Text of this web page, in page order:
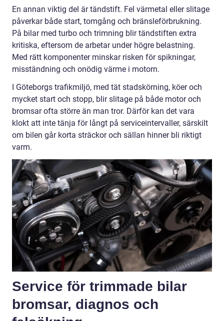
En annan viktig del är tändstift. Fel värmetal eller slitage
påverkar både start, tomgång och bränsleförbrukning.
På bilar med turbo och trimning blir tändstiften extra
kritiska, eftersom de arbetar under högre belastning.
Med rätt komponenter minskar risken för spikningar,
misständning och onödig värme i motorn.
I Göteborgs trafikmiljö, med tät stadskörning, köer och
mycket start och stopp, blir slitage på både motor och
bromsar ofta större än man tror. Därför kan det vara
klokt att inte tänja för långt på serviceintervaller, särskilt
om bilen går korta sträckor och sällan hinner bli riktigt
varm.
Service för trimmade bilar
bromsar, diagnos och